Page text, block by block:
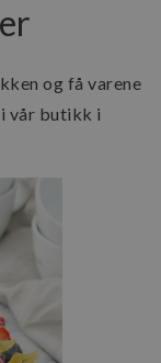
og få varene
vår butikk i